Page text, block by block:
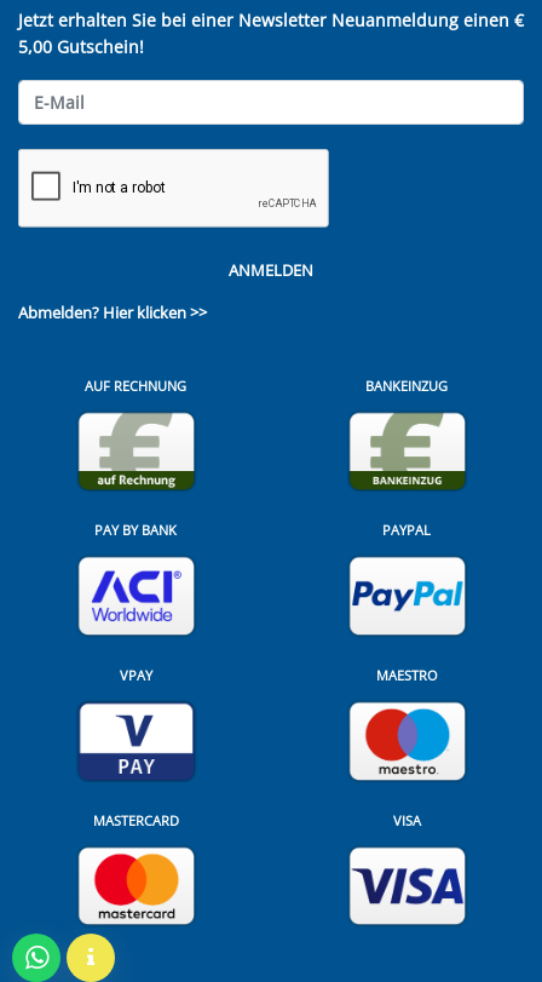
Jetzt erhalten Sie bei einer Newsletter Neuanmeldung einen €
5,00 Gutschein!
ANMELDEN
Abmelden? Hier klicken >>
AUF RECHNUNG BANKEINZUG
PAY BY BANK PAYPAL
VPAY MAESTRO
MASTERCARD VISA